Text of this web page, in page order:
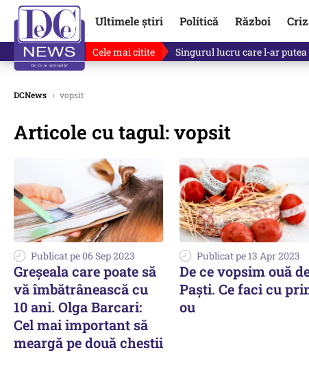
Ultimele știri Politică Război
Cele mai citite Singurul lucru care l-ar
DCNews › vopsit
Articole cu tagul: vopsit
Publicat pe 06 Sep 2023
Greșeala care poate să
vă îmbătrânească cu
10 ani. Olga Barcari:
Cel mai important să
meargă pe două chestii
Publicat pe 13 Apr 2023
De ce vopsim ouă
Paști. Ce faci cu
ou